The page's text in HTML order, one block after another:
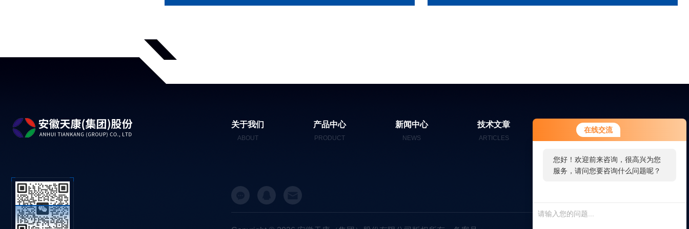
在线交流
您好！欢迎前来咨询，很高兴为您
服务，请问您要咨询什么问题呢？
了需求产品，您可以直接在线与我
联系！
关于我们
ABOUT
产品中心
PRODUCT
新闻中心
NEWS
技术文章
ARTICLES
在线留言
MESSAGES